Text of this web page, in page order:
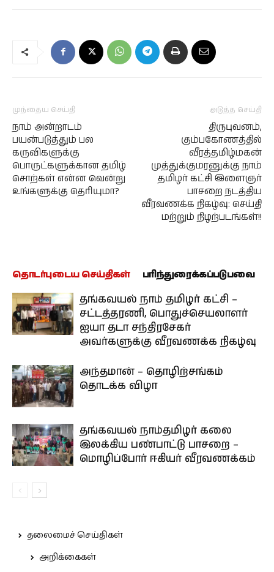
முந்தைய செய்தி
நாம் அன்றாடம்
பயன்படுத்தும் பல
கருவிகளுக்கு
பொருட்களுக்கான தமிழ்
சொற்கள் என்ன வென்று
உங்களுக்கு தெரியுமா?
அடுத்த செய்தி
திருபுவனம்,
கும்பகோணத்தில்
வீரத்தமிழ்மகன்
முத்துக்குமரனுக்கு நாம்
தமிழர் கட்சி இளைஞர்
பாசறை நடத்திய
வீரவணக்க நிகழ்வு: செய்தி
மற்றும் நிழற்படங்கள்!!
தொடர்புடைய செய்திகள் பரிந்துரைக்கப்படுபவை
தங்கவயல் நாம் தமிழர் கட்சி –
சட்டத்தரணி, பொதுச்செயலாளர்
ஐயா தடா சந்திரசேகர்
அவர்களுக்கு வீரவணக்க நிகழ்வு
அந்தமான் – தொழிற்சங்கம்
தொடக்க விழா
தங்கவயல் நாம்தமிழர் கலை
இலக்கிய பண்பாட்டு பாசறை –
மொழிப்போர் ஈகியர் வீரவணக்கம்
தலைமைச் செய்திகள்
அறிக்கைகள்